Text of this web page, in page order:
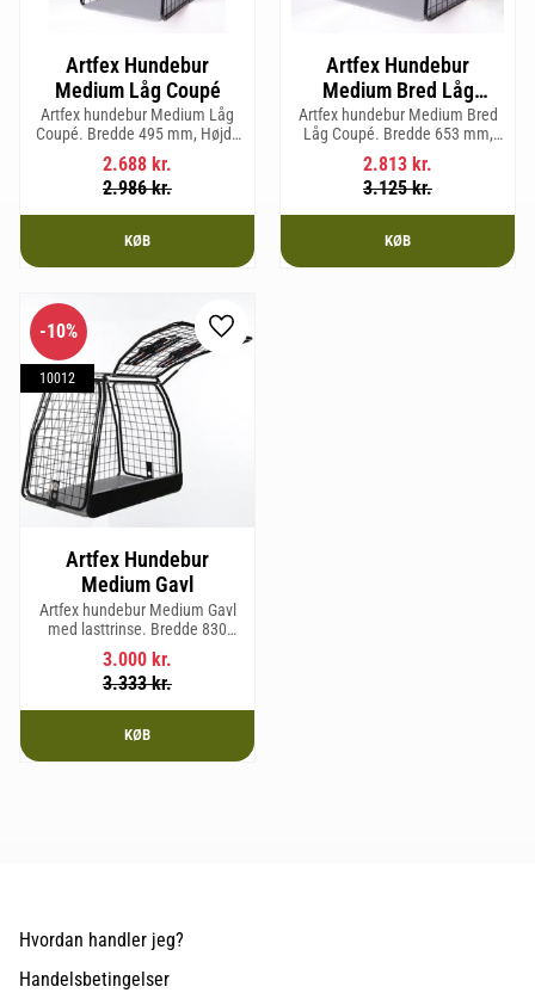
Artfex Hundebur
Medium Låg Coupé
Artfex hundebur Medium Låg
Coupé. Bredde 495 mm, Højde
580 mm, Dybde 830 mm og
vægt 15,2 kg.
2.688 kr.
2.986kr.
KØB
Artfex Hundebur
Medium Bred Låg
Coupé
Artfex hundebur Medium Bred
Låg Coupé. Bredde 653 mm,
Højde 580 mm, Dybde 830 mm
og vægt 17,5 kg.
2.813 kr.
3.125kr.
KØB
Artfex Hundebur
Medium Gavl
Artfex hundebur Medium Gavl
med lasttrinse. Bredde 830
mm, Højde 675 mm, Dybde 495
mm og vægt 20,1 kg.
3.000 kr.
3.333kr.
10%
10012
Gem som favorit
KØB
Hvordan handler jeg?
Handelsbetingelser